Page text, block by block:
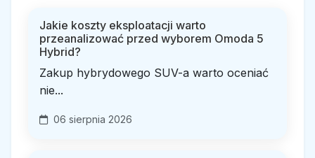
Jakie koszty eksploatacji warto
przeanalizować przed wyborem Omoda 5
Hybrid?
Zakup hybrydowego SUV-a warto oceniać
nie...
06 sierpnia 2026